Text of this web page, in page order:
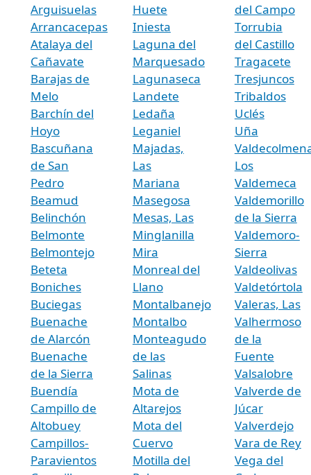
Arguisuelas
Arrancacepas
Atalaya del
Cañavate
Barajas de
Melo
Barchín del
Hoyo
Bascuñana
de San
Pedro
Beamud
Belinchón
Belmonte
Belmontejo
Beteta
Boniches
Buciegas
Buenache
de Alarcón
Buenache
de la Sierra
Buendía
Campillo de
Altobuey
Campillos-
Paravientos
Huete
Iniesta
Laguna del
Marquesado
Lagunaseca
Landete
Ledaña
Leganiel
Majadas,
Las
Mariana
Masegosa
Mesas, Las
Minglanilla
Mira
Monreal del
Llano
Montalbanejo
Montalbo
Monteagudo
de las
Salinas
Mota de
Altarejos
Mota del
Cuervo
Motilla del
del Campo
Torrubia
del Castillo
Tragacete
Tresjuncos
Tribaldos
Uclés
Uña
Los
Valdemeca
Valdemorillo
de la Sierra
Valdemoro-
Sierra
Valdeolivas
Valdetórtola
Valeras, Las
Valhermoso
de la
Fuente
Valsalobre
Valverde de
Júcar
Valverdejo
Vara de Rey
Vega del